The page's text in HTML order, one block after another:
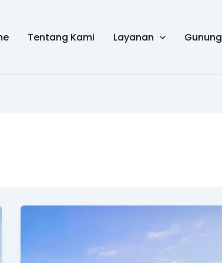
Tentang Kami Layanan Gunung